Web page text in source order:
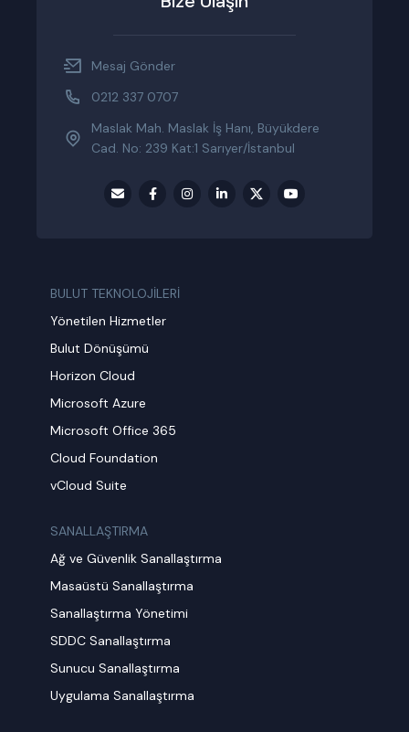
Mesaj Gönder
0212 337 0707
Maslak Mah. Maslak İş Hanı, Büyükdere
Cad. No: 239 Kat:1 Sarıyer/İstanbul
BULUT TEKNOLOJİLERİ
Yönetilen Hizmetler
Bulut Dönüşümü
Horizon Cloud
Microsoft Azure
Microsoft Office 365
Cloud Foundation
vCloud Suite
SANALLAŞTIRMA
Ağ ve Güvenlik Sanallaştırma
Masaüstü Sanallaştırma
Sanallaştırma Yönetimi
SDDC Sanallaştırma
Sunucu Sanallaştırma
Uygulama Sanallaştırma